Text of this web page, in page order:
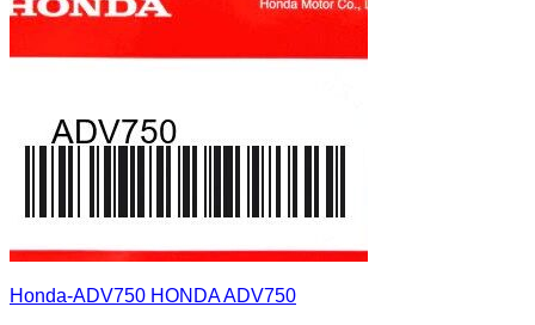
Honda-ADV750 HONDA ADV750